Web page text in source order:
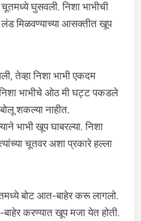
चूतमध्ये घुसवली. निशा भाभीची
मिळवण्याच्या आसक्तीत खूप
तेव्हा निशा भाभी एकदम
भाभीचे ओठ मी घट्ट पकडले
शकल्या नाहीत.
भाभी खूप घाबरल्या. निशा
चूतवर अशा प्रकारे हल्ला
बोट आत-बाहेर करू लागलो.
करण्यात खूप मजा येत होती.